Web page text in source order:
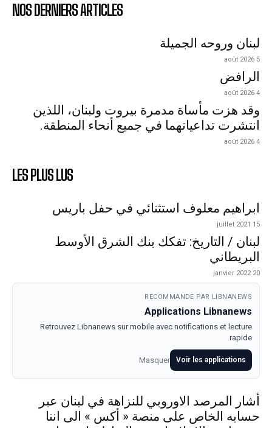
NOS DERNIERS ARTICLES
لبنان وروحه الجميلة
5 août 2026
الرافض
4 août 2026
وقد هزت مأساة مدمرة بيروت ولبنان، اللذين
انتشرت تداعياتهما في جميع أنحاء المنطقة.
4 août 2026
LES PLUS LUS
ابراهيم معلوف استثنائي في حفل باريس
15 juillet 2021
لبنان / التاريخ: تفكك بنك الشرق الأوسط
البريطاني
20 janvier 2022
RECOMMANDE PAR LIBNANEWS
Applications Libnanews
Retrouvez Libnanews sur mobile avec notifications et lecture
rapide.
Voir les applications
Masquer
أشار المرصد الاوروبي للنزاهة في لبنان عبر
حسابه الخاص على منصة « أكس » الى اننا